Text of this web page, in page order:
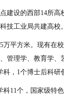
建设的西部14所
技工业局共建高校。
万平方米。现有在
管理学、教育学
，1个博士后科
11个，国家级特